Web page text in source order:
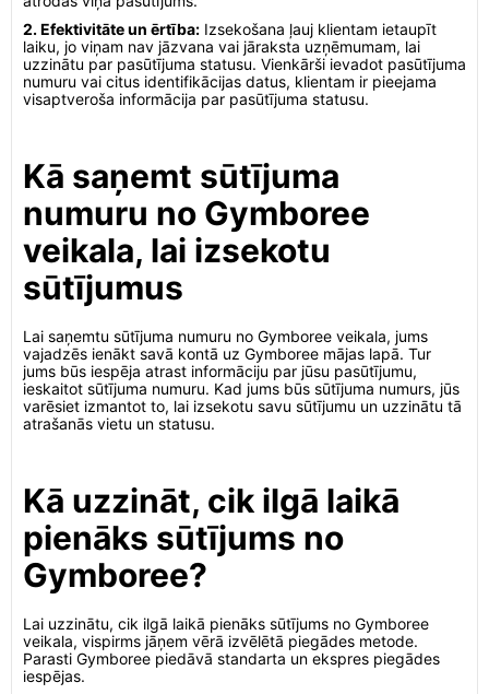
2. Efektivitāte un ērtība: Izsekošana ļauj klientam ietaupīt
laiku, jo viņam nav jāzvana vai jāraksta uzņēmumam, lai
uzzinātu par pasūtījuma statusu. Vienkārši ievadot pasūtījuma
numuru vai citus identifikācijas datus, klientam ir pieejama
visaptveroša informācija par pasūtījuma statusu.
Kā saņemt sūtījuma
numuru no Gymboree
veikala, lai izsekotu
sūtījumus
Lai saņemtu sūtījuma numuru no Gymboree veikala, jums
vajadzēs ienākt savā kontā uz Gymboree mājas lapā. Tur
jums būs iespēja atrast informāciju par jūsu pasūtījumu,
ieskaitot sūtījuma numuru. Kad jums būs sūtījuma numurs, jūs
varēsiet izmantot to, lai izsekotu savu sūtījumu un uzzinātu tā
atrašanās vietu un statusu.
Kā uzzināt, cik ilgā laikā
pienāks sūtījums no
Gymboree?
Lai uzzinātu, cik ilgā laikā pienāks sūtījums no Gymboree
veikala, vispirms jāņem vērā izvēlētā piegādes metode.
Parasti Gymboree piedāvā standarta un ekspres piegādes
iespējas.